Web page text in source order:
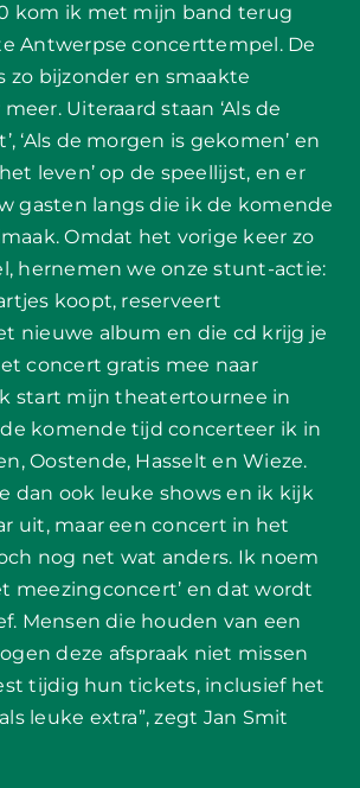
kom ik met mijn band terug
Antwerpse concerttempel. De
zo bijzonder en smaakte
Uiteraard staan ‘Als de
‘Als de morgen is gekomen’ en
leven’ op de speellijst, en er
gasten langs die ik de komende
Omdat het vorige keer zo
hernemen we onze stunt-actie:
koopt, reserveert
nieuwe album en die cd krijg je
concert gratis mee naar
start mijn theatertournee in
komende tijd concerteer ik in
Oostende, Hasselt en Wieze.
dan ook leuke shows en ik kijk
uit, maar een concert in het
nog net wat anders. Ik noem
meezingconcert’ en dat wordt
Mensen die houden van een
deze afspraak niet missen
tijdig hun tickets, inclusief het
leuke extra”, zegt Jan Smit